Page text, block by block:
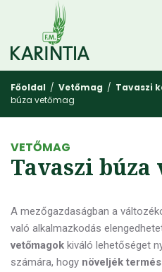
Főoldal / Vetőmag / Tavaszi
búza vetőmag
VETŐMAG
Tavaszi búza
A mezőgazdaságban a
való alkalmazkodás
vetőmagok kiváló lehetőséget
számára, hogy növeljék